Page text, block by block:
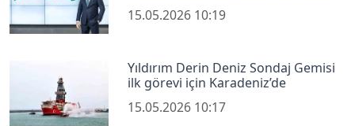
15.05.2026 10:19
Yıldırım Derin Deniz Sondaj Gemisi
ilk görevi için Karadeniz’de
15.05.2026 10:17